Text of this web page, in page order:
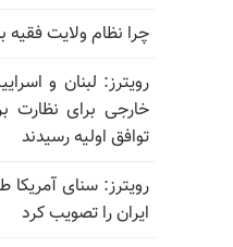
چرا نظام ولایت
رویترز: لبنان و
خارجی برای نظارت
توافق اولیه رسیدند
رویترز: سنای
ایران را تصویب کرد